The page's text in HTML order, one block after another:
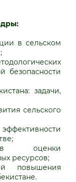
в сельском
безопасности
задачи,
сельского
оценки
ресурсов;
повышения